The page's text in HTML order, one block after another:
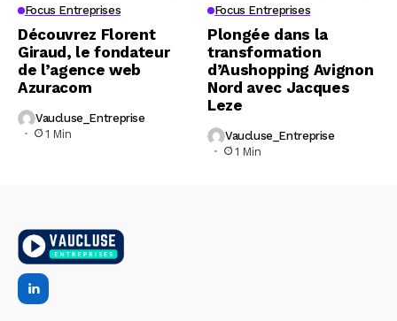
Focus Entreprises
Découvrez Florent
Giraud, le fondateur
de l’agence web
Azuracom
Vaucluse_Entreprise
1 Min
Focus Entreprises
Plongée dans la
transformation
d’Aushopping Avignon
Nord avec Jacques
Leze
Vaucluse_Entreprise
1 Min